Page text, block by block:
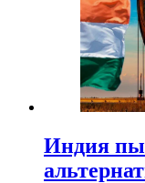
Индия